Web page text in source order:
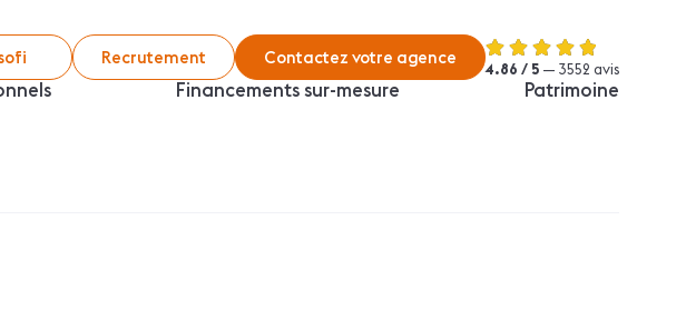
Recrutement Contactez votre agence
4.86 / 5 — 3552 avis
Financements sur-mesure Patrimoine